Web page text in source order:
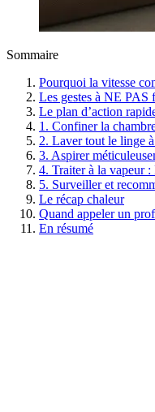
Sommaire
Pourquoi la vitesse
Les gestes à NE PAS
Le plan d’action
1. Confiner la
2. Laver tout le linge
3. Aspirer
4. Traiter à la vapeur :
5. Surveiller et
Le récap chaleur
Quand appeler un
En résumé